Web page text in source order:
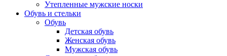
Утепленные мужские носки
Обувь и стельки
Обувь
Детская обувь
Женская обувь
Мужская обувь